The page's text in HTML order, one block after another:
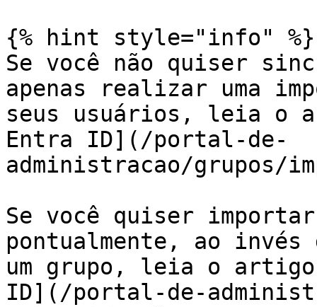
{% hint style="info" %}
Se você não quiser
apenas realizar uma
seus usuários, leia o
Entra ID](/portal-de-
administracao/grupos/
Se você quiser
pontualmente, ao
um grupo, leia o
ID](/portal-de-